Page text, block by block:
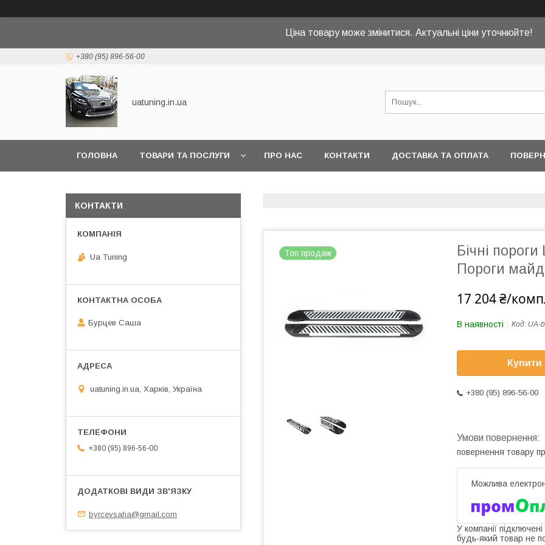
Ціна товару може змінитися. Актуальні ціни уточнюйте!
+380 (95) 896-56-00
uatuning.in.ua
ГОЛОВНА ТОВАРИ ТА ПОСЛУГИ ПРО НАС КОНТАКТИ ДОСТАВКА ТА ОПЛАТА
Топ продаж
Бічні
Пороги
17 204 ₴/
В наявності Код: UA-
Купити
+380 (95) 896-56-00
повернення товару
У компанії
будь-який товар не
КОНТАКТИ
Ua Tuning
Бурцев Саша
uatuning.in.ua, Харків, Україна
+380 (95) 896-56-00
byrcevsaha@gmail.com